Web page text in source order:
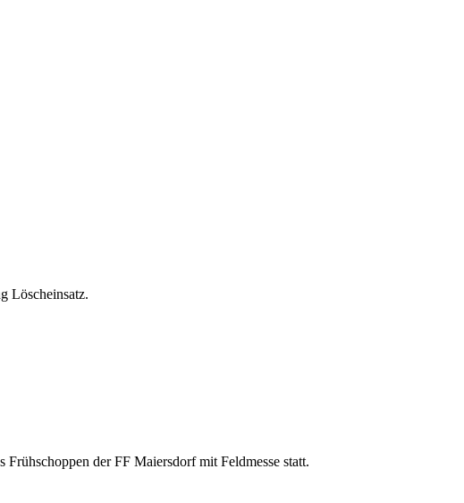
Löscheinsatz.
der FF Maiersdorf mit Feldmesse statt.